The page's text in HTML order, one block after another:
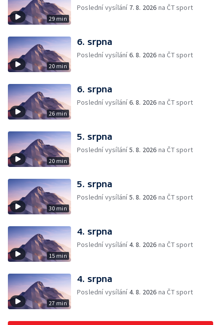
29 min
Poslední vysílání 7. 8. 2026 na ČT sport
20 min
6. srpna
Poslední vysílání6. 8. 2026 na ČT sport
26 min
6. srpna
Poslední vysílání6. 8. 2026 na ČT sport
20 min
5. srpna
Poslední vysílání5. 8. 2026 na ČT sport
30 min
5. srpna
Poslední vysílání5. 8. 2026 na ČT sport
15 min
4. srpna
Poslední vysílání4. 8. 2026 na ČT sport
27 min
4. srpna
Poslední vysílání4. 8. 2026 na ČT sport